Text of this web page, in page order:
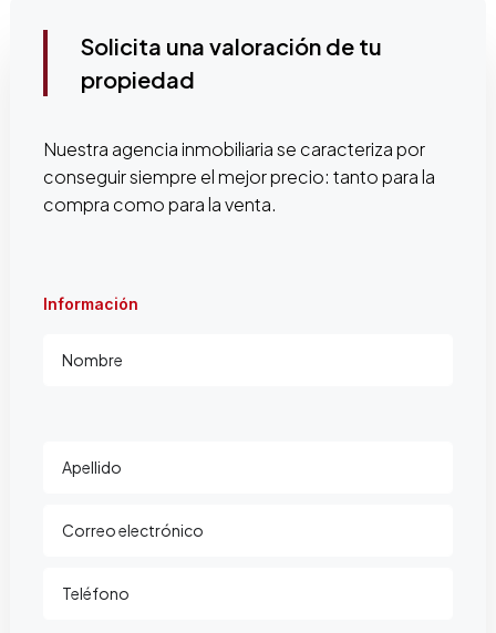
David Ibáñez
Solicita una valoración de tu
propiedad
Nuestra agencia inmobiliaria se caracteriza por
conseguir siempre el mejor precio: tanto para la
compra como para la venta.
Información